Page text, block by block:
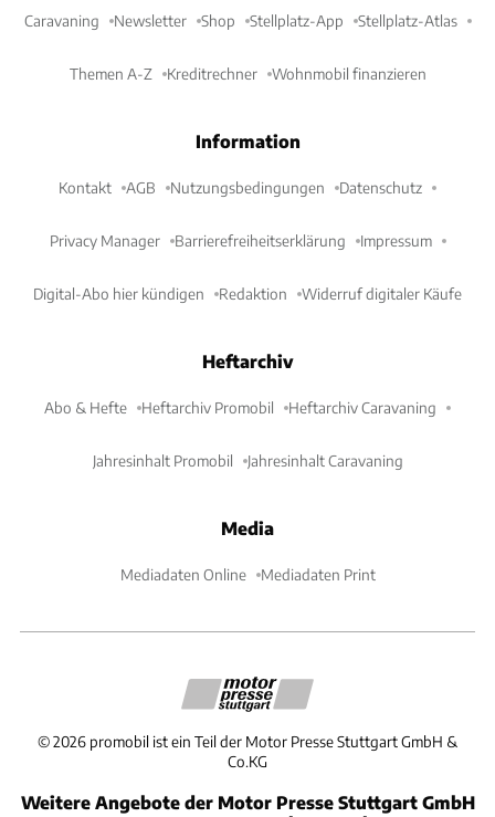
Caravaning Newsletter Shop Stellplatz-App Stellplatz-Atlas
Themen A-Z Kreditrechner Wohnmobil finanzieren
Information
Kontakt AGB Nutzungsbedingungen Datenschutz
Privacy Manager Barrierefreiheitserklärung Impressum
Digital-Abo hier kündigen Redaktion Widerruf digitaler Käufe
Heftarchiv
Abo & Hefte Heftarchiv Promobil Heftarchiv Caravaning
Jahresinhalt Promobil Jahresinhalt Caravaning
Media
Mediadaten Online Mediadaten Print
©2026 promobil ist ein Teil der Motor Presse Stuttgart GmbH &
Co.KG
Weitere Angebote der Motor Presse Stuttgart GmbH